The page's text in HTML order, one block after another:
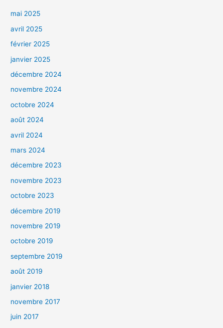
mai 2025
avril 2025
février 2025
janvier 2025
décembre 2024
novembre 2024
octobre 2024
août 2024
avril 2024
mars 2024
décembre 2023
novembre 2023
octobre 2023
décembre 2019
novembre 2019
octobre 2019
septembre 2019
août 2019
janvier 2018
novembre 2017
juin 2017